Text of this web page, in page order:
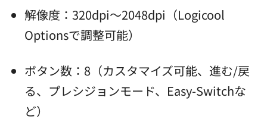
解像度：320dpi～2048dpi（Logicool
Optionsで調整可能）
ボタン数：8（カスタマイズ可能、進む/戻
る、プレシジョンモード、Easy-Switchな
ど）